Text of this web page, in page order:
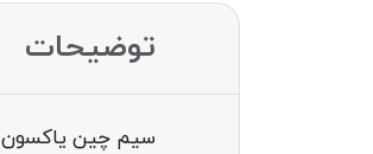
توضیحات
سیم چین یاکسون yx-503